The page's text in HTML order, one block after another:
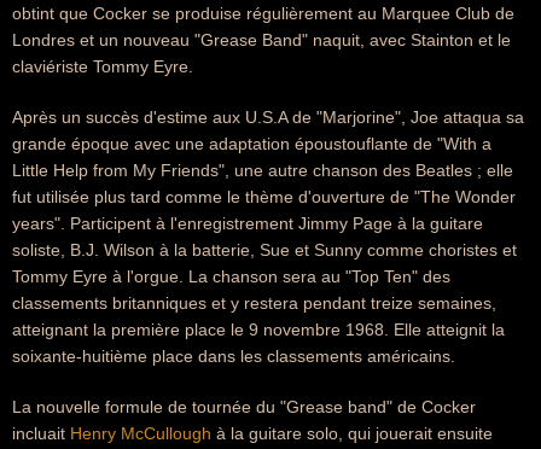
obtint que Cocker se produise régulièrement au Marquee Club de
Londres et un nouveau "Grease Band" naquit, avec Stainton et le
claviériste Tommy Eyre.
Après un succès d'estime aux U.S.A de "Marjorine", Joe attaqua sa
grande époque avec une adaptation époustouflante de "With a
Little Help from My Friends", une autre chanson des Beatles ; elle
fut utilisée plus tard comme le thème d'ouverture de "The Wonder
years". Participent à l'enregistrement Jimmy Page à la guitare
soliste, B.J. Wilson à la batterie, Sue et Sunny comme choristes et
Tommy Eyre à l'orgue. La chanson sera au "Top Ten" des
classements britanniques et y restera pendant treize semaines,
atteignant la première place le 9 novembre 1968. Elle atteignit la
soixante-huitième place dans les classements américains.
La nouvelle formule de tournée du "Grease band" de Cocker
incluait Henry McCullough à la guitare solo, qui jouerait ensuite